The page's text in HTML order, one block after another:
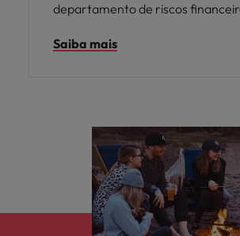
departamento de riscos
Financeiro Sénior, para integrar
Saiba mais